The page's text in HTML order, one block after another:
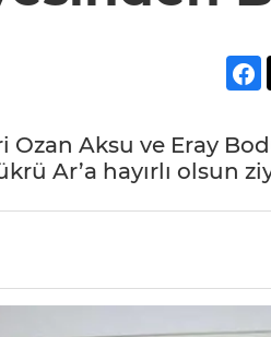
Aksu ve Eray
Ar’a hayırlı olsun